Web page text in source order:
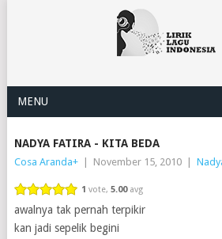
MENU
NADYA FATIRA - KITA BEDA
Cosa Aranda+ November 15, 2010
1 vote, 5.00avg
awalnya tak pernah terpikir
kan jadi sepelik begini